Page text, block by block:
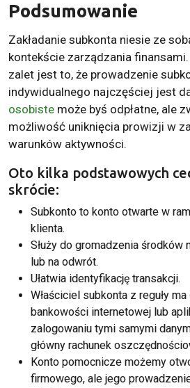
Podsumowanie
Zakładanie subkonta niesie ze
kontekście zarządzania
zalet jest to, że prowadzenie
indywidualnego najczęściej jest
osobiste może byś odpłatne, ale
możliwość uniknięcia prowizji w
warunków aktywności.
Oto kilka podstawowych
skrócie:
Subkonto to konto otwarte w
klienta.
Służy do gromadzenia środków
lub na odwrót.
Ułatwia identyfikację transakcji.
Właściciel subkonta z reguły
bankowości internetowej lub
zalogowaniu tymi samymi
główny rachunek
Konto pomocnicze możemy
firmowego, ale jego